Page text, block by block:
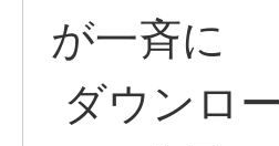
が一斉に
ダウンロ